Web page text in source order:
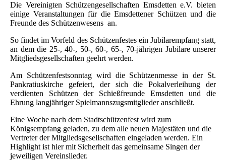
Die Vereinigten Schützengesellschaften Emsdetten e.V. bieten
einige Veranstaltungen für die Emsdettener Schützen und die
Freunde des Schützenwesens an.
So findet im Vorfeld des Schützenfestes ein Jubilarempfang statt,
an dem die 25-, 40-, 50-, 60-, 65-, 70-jährigen Jubilare unserer
Mitgliedsgesellschaften geehrt werden.
Am Schützenfestsonntag wird die Schützenmesse in der St.
Pankratiuskirche gefeiert, der sich die Pokalverleihung der
verdienten Schützen der Schießfreunde Emsdetten und die
Ehrung langjähriger Spielmannszugsmitglieder anschließt.
Eine Woche nach dem Stadtschützenfest wird zum
Königsempfang geladen, zu dem alle neuen Majestäten und die
Vertreter der Mitgliedsgesellschaften eingeladen werden. Ein
Highlight ist hier mit Sicherheit das gemeinsame Singen der
jeweiligen Vereinslieder.